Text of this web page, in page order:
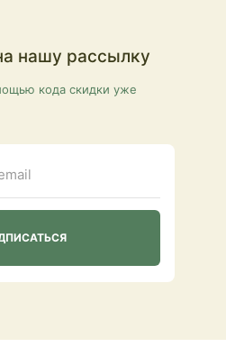
нашу рассылку
кода скидки уже